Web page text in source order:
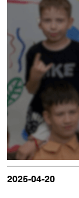
2025-04-20